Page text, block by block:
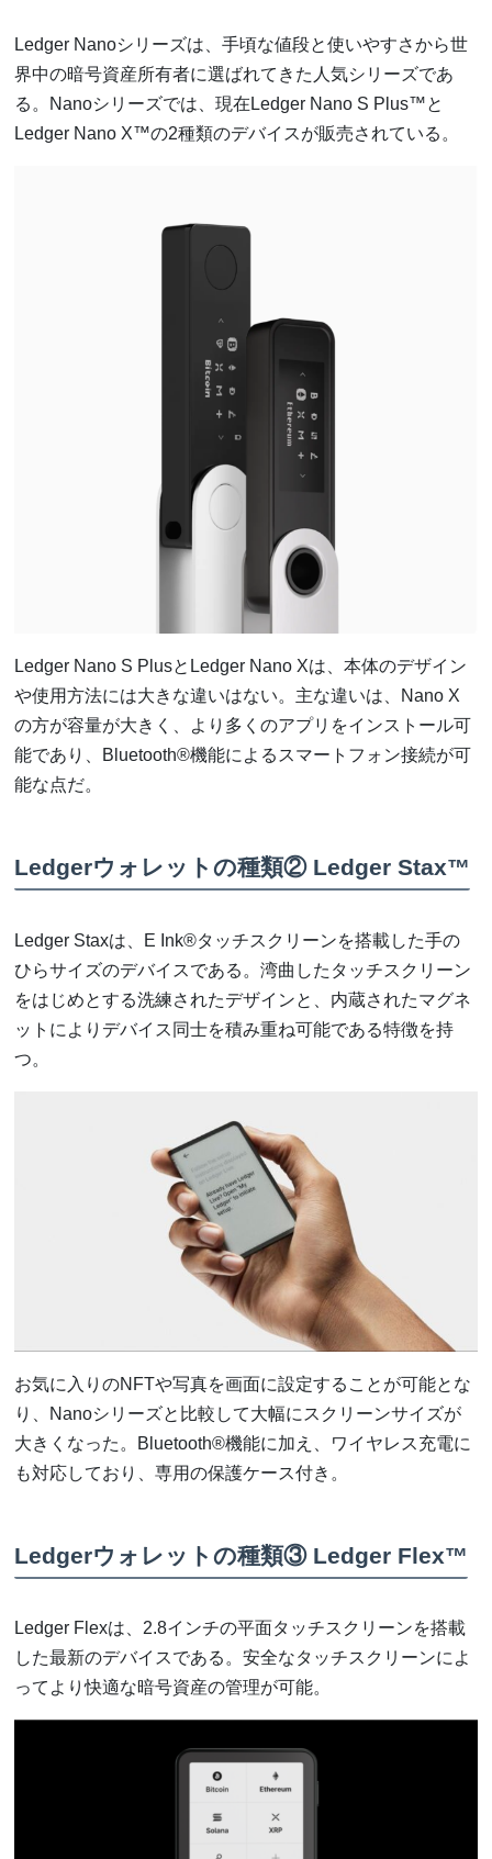
Ledger Nanoシリーズは、手頃な値段と使いやすさから世
界中の暗号資産所有者に選ばれてきた人気シリーズであ
る。Nanoシリーズでは、現在Ledger Nano S Plus™と
Ledger Nano X™の2種類のデバイスが販売されている。
Ledger Nano S PlusとLedger Nano Xは、本体のデザイン
や使用方法には大きな違いはない。主な違いは、Nano X
の方が容量が大きく、より多くのアプリをインストール可
能であり、Bluetooth®機能によるスマートフォン接続が可
能な点だ。
Ledgerウォレットの種類② Ledger Stax™
Ledger Staxは、E Ink®タッチスクリーンを搭載した手の
ひらサイズのデバイスである。湾曲したタッチスクリーン
をはじめとする洗練されたデザインと、内蔵されたマグネ
ットによりデバイス同士を積み重ね可能である特徴を持
つ。
お気に入りのNFTや写真を画面に設定することが可能とな
り、Nanoシリーズと比較して大幅にスクリーンサイズが
大きくなった。Bluetooth®機能に加え、ワイヤレス充電に
も対応しており、専用の保護ケース付き。
Ledgerウォレットの種類③ Ledger Flex™
Ledger Flexは、2.8インチの平面タッチスクリーンを搭載
した最新のデバイスである。安全なタッチスクリーンによ
ってより快適な暗号資産の管理が可能。